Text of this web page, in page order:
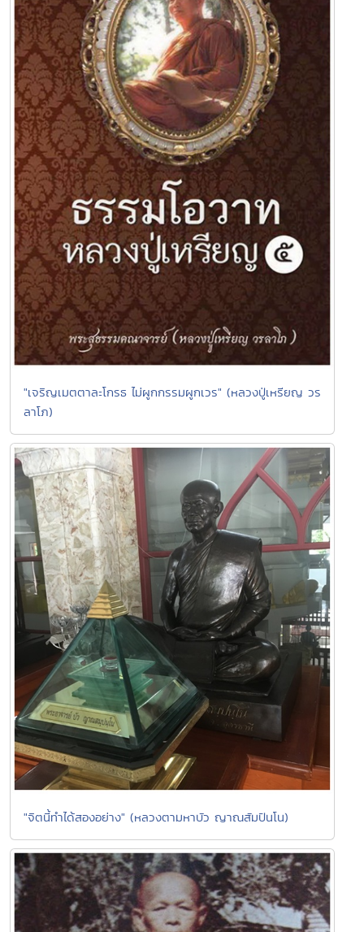
"เจริญเมตตาละโกรธ ไม่ผูกกรรมผูกเวร" (หลวงปู่เหรียญ วร
ลาโภ)
"จิตนี้ทำได้สองอย่าง" (หลวงตามหาบัว ญาณสัมปันโน)